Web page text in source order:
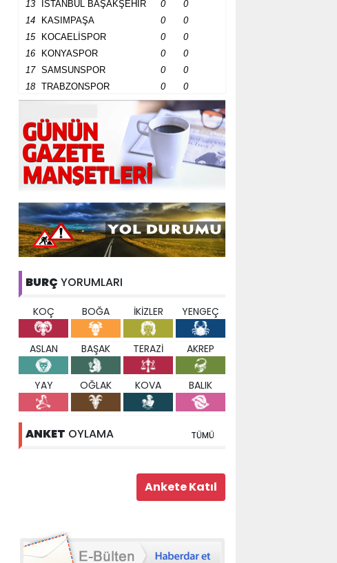
13
İSTANBUL BAŞAKŞEHİR 0
0
14
KASIMPAŞA 0
0
15
KOCAELİSPOR 0
0
16
KONYASPOR 0
0
17
SAMSUNSPOR 0
0
18
TRABZONSPOR 0 0
BURÇ YORUMLARI
KOÇ BOĞA İKİZLER YENGEÇ
ASLAN BAŞAK TERAZİ AKREP
YAY OĞLAK KOVA BALIK
ANKET OYLAMA TÜMÜ